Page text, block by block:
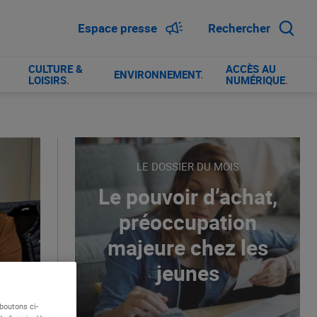
Espace presse Rechercher
CULTURE &
LOISIRS. ENVIRONNEMENT.
ACCÈS AU
NUMÉRIQUE.
LE DOSSIER DU MOIS
Le pouvoir d’achat,
préoccupation
majeure chez les
jeunes
ci-